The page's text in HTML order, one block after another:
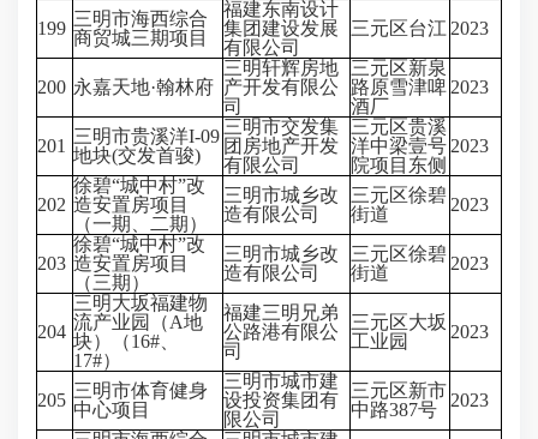
199 三明市海西综合
商贸城三期项目
福建东南设计
集团建设发展
有限公司
三元区台江 2023
200 永嘉天地·翰林府
三明轩辉房地
产开发有限公
司
三元区新泉
路原雪津啤
酒厂
2023
201 三明市贵溪洋I-09
地块(交发首骏)
三明市交发集
团房地产开发
有限公司
三元区贵溪
洋中梁壹号
院项目东侧
2023
202
徐碧“城中村”改
造安置房项目
（一期、二期）
三明市城乡改
造有限公司
三元区徐碧
街道
2023
203
徐碧“城中村”改
造安置房项目
（三期）
三明市城乡改
造有限公司
三元区徐碧
街道
2023
204
三明大坂福建物
流产业园（A地
块）（16#、
17#）
福建三明兄弟
公路港有限公
司
三元区大坂
工业园
2023
205 三明市体育健身
中心项目
三明市城市建
设投资集团有
限公司
三元区新市
中路387号
2023